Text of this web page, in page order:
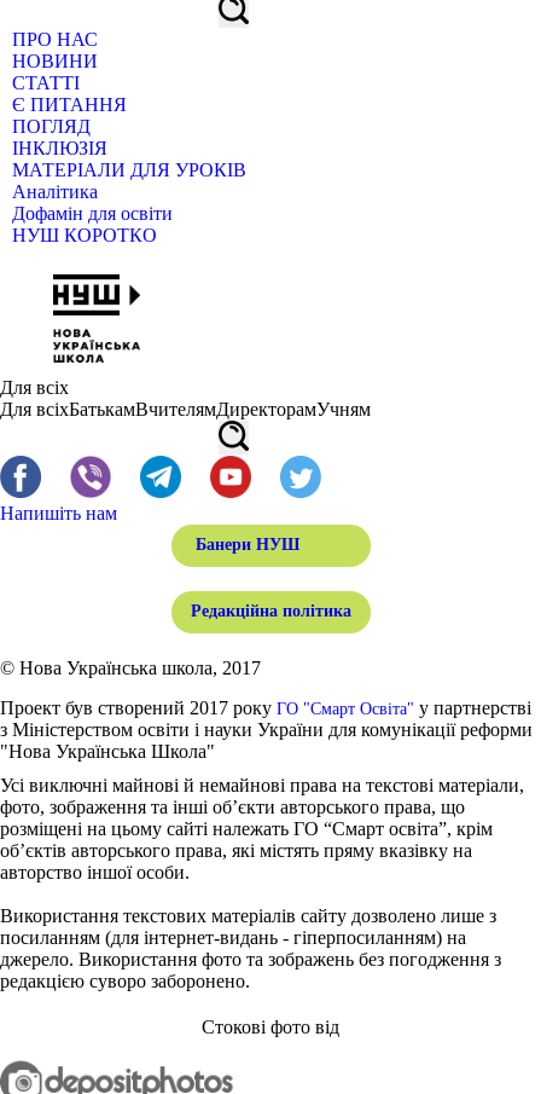
ПРО НАС
НОВИНИ
СТАТТІ
Є ПИТАННЯ
ПОГЛЯД
ІНКЛЮЗІЯ
МАТЕРІАЛИ ДЛЯ УРОКІВ
Аналітика
Дофамін для освіти
НУШ КОРОТКО
Для всіх
Для всіхБатькамВчителямДиректорамУчням
Напишіть нам
Банери НУШ
Редакційна політика
© Нова Українська школа, 2017
Проект був створений 2017 року ГО "Смарт Освіта" у партнерстві
з Міністерством освіти і науки України для комунікації реформи
"Нова Українська Школа"
Усі виключні майнові й немайнові права на текстові матеріали,
фото, зображення та інші об’єкти авторського права, що
розміщені на цьому сайті належать ГО “Смарт освіта”, крім
об’єктів авторського права, які містять пряму вказівку на
авторство іншої особи.
Використання текстових матеріалів сайту дозволено лише з
посиланням (для інтернет-видань - гіперпосиланням) на
джерело. Використання фото та зображень без погодження з
редакцією суворо заборонено.
Стокові фото від